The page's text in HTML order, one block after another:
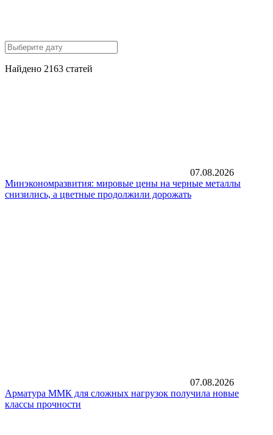
Найдено 2163 статей
07.08.2026
Минэкономразвития: мировые цены на черные металлы
снизились, а цветные продолжили дорожать
07.08.2026
Арматура ММК для сложных нагрузок получила новые
классы прочности